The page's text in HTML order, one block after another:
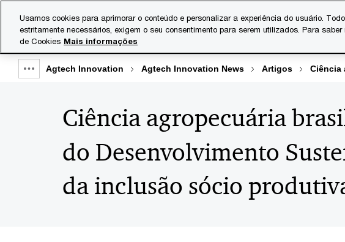
content
footer
Serviços
Show
breadcrumb
Agtech Innovation Agtech Innovation News Artigos Ciência
Ciência agropecuária
do Desenvolvimento
da inclusão sócio
Usamos cookies para aprimorar o conteúdo e personalizar a experiência do usuário.
estritamente necessários, exigem o seu consentimento para serem utilizados. Para
de Cookies Mais informações